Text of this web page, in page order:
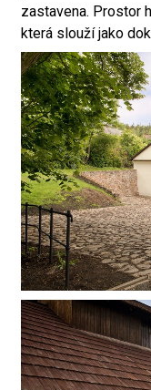
zastavena. Prostor
která slouží jako